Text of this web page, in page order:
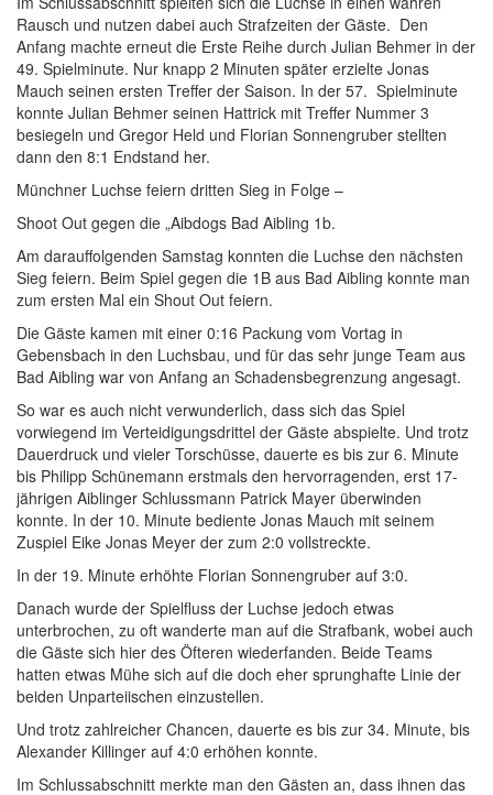
Rausch und nutzen dabei auch Strafzeiten der Gäste. Den
Anfang machte erneut die Erste Reihe durch Julian Behmer in der
49. Spielminute. Nur knapp 2 Minuten später erzielte Jonas
Mauch seinen ersten Treffer der Saison. In der 57. Spielminute
konnte Julian Behmer seinen Hattrick mit Treffer Nummer 3
besiegeln und Gregor Held und Florian Sonnengruber stellten
dann den 8:1 Endstand her.
Münchner Luchse feiern dritten Sieg in Folge –
Shoot Out gegen die „Aibdogs Bad Aibling 1b.
Am darauffolgenden Samstag konnten die Luchse den nächsten
Sieg feiern. Beim Spiel gegen die 1B aus Bad Aibling konnte man
zum ersten Mal ein Shout Out feiern.
Die Gäste kamen mit einer 0:16 Packung vom Vortag in
Gebensbach in den Luchsbau, und für das sehr junge Team aus
Bad Aibling war von Anfang an Schadensbegrenzung angesagt.
So war es auch nicht verwunderlich, dass sich das Spiel
vorwiegend im Verteidigungsdrittel der Gäste abspielte. Und trotz
Dauerdruck und vieler Torschüsse, dauerte es bis zur 6. Minute
bis Philipp Schünemann erstmals den hervorragenden, erst 17-
jährigen Aiblinger Schlussmann Patrick Mayer überwinden
konnte. In der 10. Minute bediente Jonas Mauch mit seinem
Zuspiel Eike Jonas Meyer der zum 2:0 vollstreckte.
In der 19. Minute erhöhte Florian Sonnengruber auf 3:0.
Danach wurde der Spielfluss der Luchse jedoch etwas
unterbrochen, zu oft wanderte man auf die Strafbank, wobei auch
die Gäste sich hier des Öfteren wiederfanden. Beide Teams
hatten etwas Mühe sich auf die doch eher sprunghafte Linie der
beiden Unparteiischen einzustellen.
Und trotz zahlreicher Chancen, dauerte es bis zur 34. Minute, bis
Alexander Killinger auf 4:0 erhöhen konnte.
Im Schlussabschnitt merkte man den Gästen an, dass ihnen das